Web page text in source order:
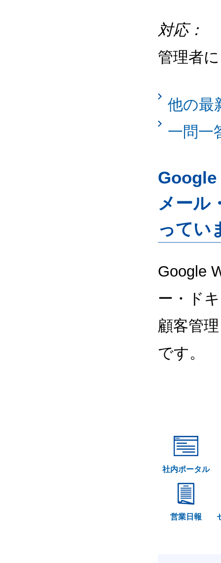
対応：
管理者
他の最
一問一
Google
メール
ってい
Google
ー・ド
顧客管
です。
社内ポータル
営業日報